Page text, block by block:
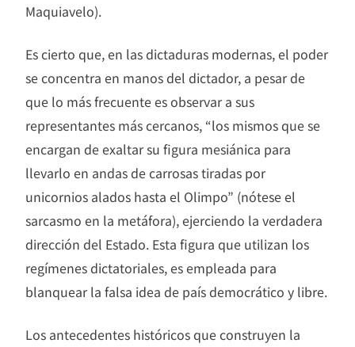
Maquiavelo).
Es cierto que, en las dictaduras modernas, el poder
se concentra en manos del dictador, a pesar de
que lo más frecuente es observar a sus
representantes más cercanos, “los mismos que se
encargan de exaltar su figura mesiánica para
llevarlo en andas de carrosas tiradas por
unicornios alados hasta el Olimpo” (nótese el
sarcasmo en la metáfora), ejerciendo la verdadera
dirección del Estado. Esta figura que utilizan los
regímenes dictatoriales, es empleada para
blanquear la falsa idea de país democrático y libre.
Los antecedentes históricos que construyen la